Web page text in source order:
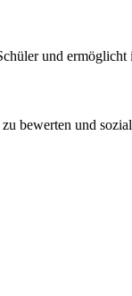
und
bewerten und